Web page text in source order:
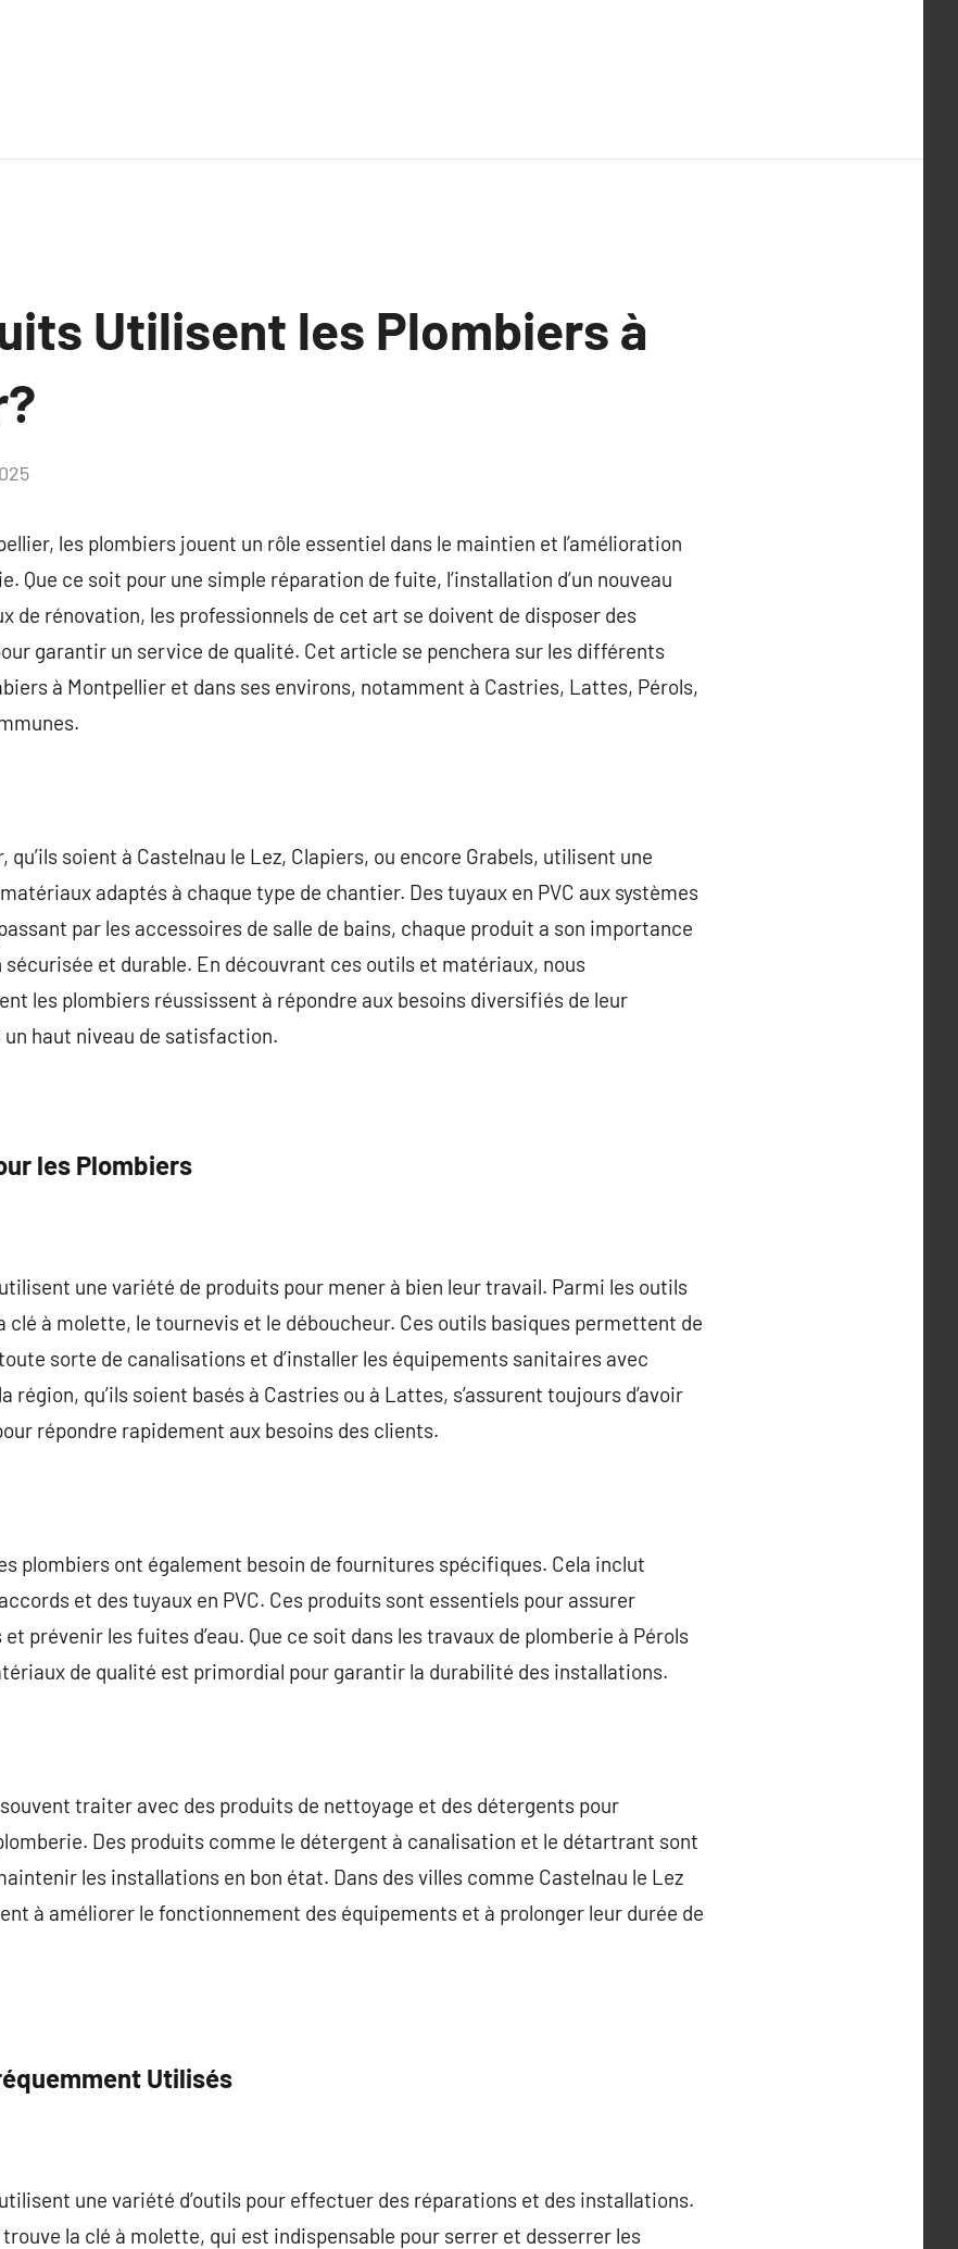
Utilisent les Plombiers à
les plombiers jouent un rôle essentiel dans le maintien et l’amélioration
Que ce soit pour une simple réparation de fuite, l’installation d’un nouveau
de rénovation, les professionnels de cet art se doivent de disposer des
garantir un service de qualité. Cet article se penchera sur les différents
à Montpellier et dans ses environs, notamment à Castries, Lattes, Pérols,
soient à Castelnau le Lez, Clapiers, ou encore Grabels, utilisent une
adaptés à chaque type de chantier. Des tuyaux en PVC aux systèmes
par les accessoires de salle de bains, chaque produit a son importance
et durable. En découvrant ces outils et matériaux, nous
les plombiers réussissent à répondre aux besoins diversifiés de leur
haut niveau de satisfaction.
les Plombiers
une variété de produits pour mener à bien leur travail. Parmi les outils
clé à molette, le tournevis et le déboucheur. Ces outils basiques permettent de
sorte de canalisations et d’installer les équipements sanitaires avec
région, qu’ils soient basés à Castries ou à Lattes, s’assurent toujours d’avoir
répondre rapidement aux besoins des clients.
plombiers ont également besoin de fournitures spécifiques. Cela inclut
et des tuyaux en PVC. Ces produits sont essentiels pour assurer
prévenir les fuites d’eau. Que ce soit dans les travaux de plomberie à Pérols
de qualité est primordial pour garantir la durabilité des installations.
traiter avec des produits de nettoyage et des détergents pour
Des produits comme le détergent à canalisation et le détartrant sont
les installations en bon état. Dans des villes comme Castelnau le Lez
à améliorer le fonctionnement des équipements et à prolonger leur durée de
Utilisés
une variété d’outils pour effectuer des réparations et des installations.
la clé à molette, qui est indispensable pour serrer et desserrer les